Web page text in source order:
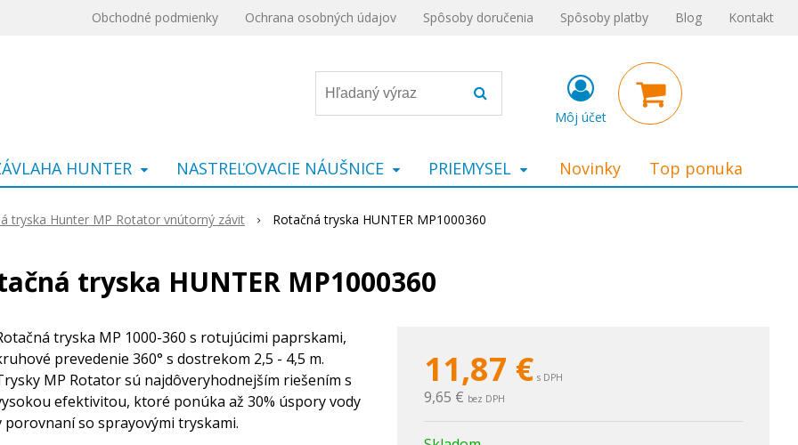
Obchodné podmienky Ochrana osobných údajov Spôsoby doručenia Spôsoby platby Blog Kontakt
Môj účet
HUNTER NASTREĽOVACIE NÁUŠNICE PRIEMYSEL Novinky Top ponuka
tryska Hunter MP Rotator vnútorný závit Rotačná tryska HUNTER MP1000360
tryska HUNTER MP1000360
11,87 € s DPH
9,65 € bez DPH
tryska MP 1000-360 s rotujúcimi paprskami,
prevedenie 360° s dostrekom 2,5 - 4,5 m.
MP Rotator sú najdôveryhodnejším riešením s
efektivitou, ktoré ponúka až 30% úspory vody
porovnaní so sprayovými tryskami.